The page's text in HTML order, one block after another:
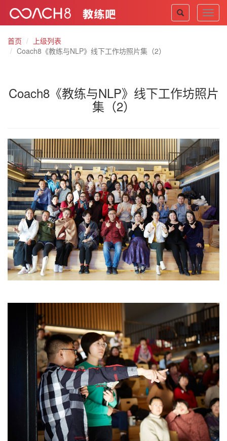
首页
上级列表
Coach8《教练与NLP》线下工作坊照片集（2）
Coach8《教练与NLP》线下工作坊照片
集（2）